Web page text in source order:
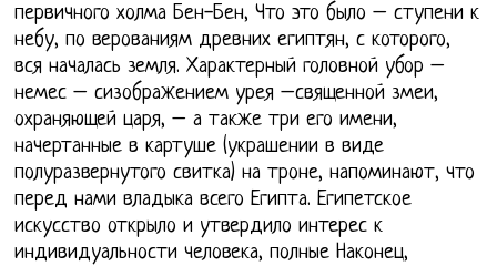
первичного холма Бен-Бен, Что это было – ступени к
небу, по верованиям древних египтян, с которого,
вся началась земля. Характерный головной убор –
немес – сизображением урея –священной змеи,
охраняющей царя, – а также три его имени,
начертанные в картуше (украшении в виде
полуразвернутого свитка) на троне, напоминают, что
перед нами владыка всего Египта. Египетское
искусство открыло и утвердило интерес к
индивидуальности человека, полные Наконец,